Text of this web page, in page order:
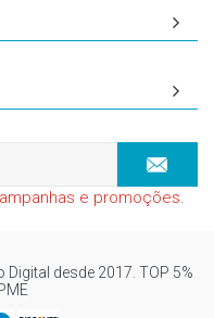
e promoções.
Digital desde 2017. TOP 5%